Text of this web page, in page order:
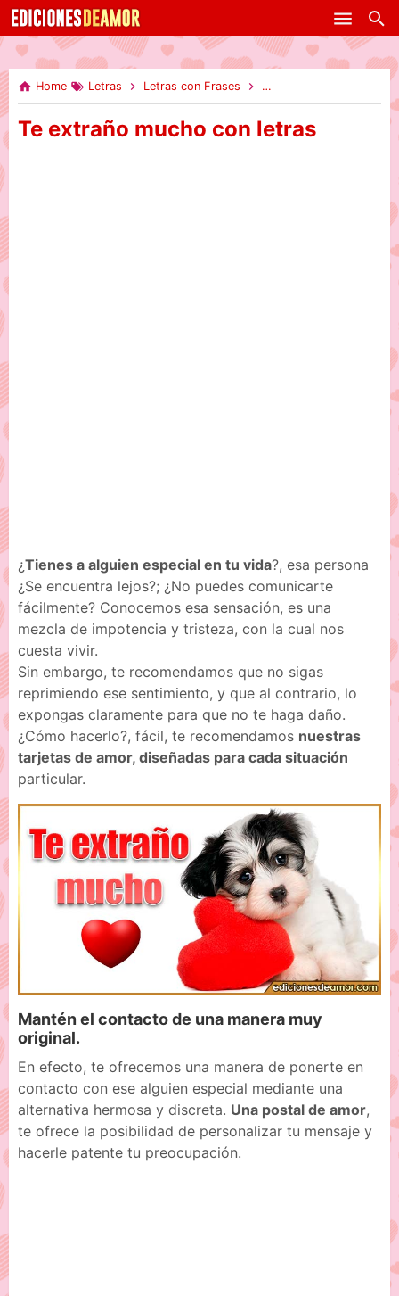
-->
Skip to main content
Home Letras Letras con Frases Te extraño mucho con
Te extraño mucho con letras
¿Tienes a alguien especial en tu vida?, esa persona
¿Se encuentra lejos?; ¿No puedes comunicarte
fácilmente? Conocemos esa sensación, es una
mezcla de impotencia y tristeza, con la cual nos
cuesta vivir.
Sin embargo, te recomendamos que no sigas
reprimiendo ese sentimiento, y que al contrario, lo
expongas claramente para que no te haga daño.
¿Cómo hacerlo?, fácil, te recomendamos nuestras
tarjetas de amor, diseñadas para cada situación
particular.
Mantén el contacto de una manera muy
original.
En efecto, te ofrecemos una manera de ponerte en
contacto con ese alguien especial mediante una
alternativa hermosa y discreta. Una postal de amor,
te ofrece la posibilidad de personalizar tu mensaje y
hacerle patente tu preocupación.